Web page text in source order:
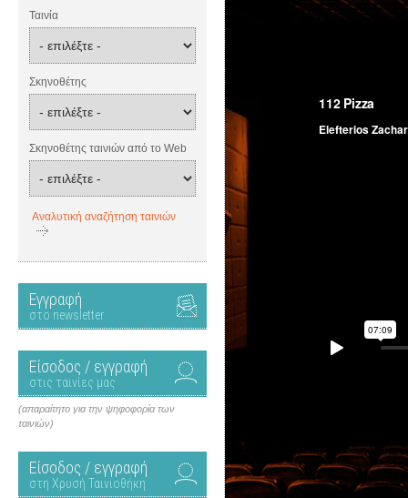
Ταινία
Σκηνοθέτης
Σκηνοθέτης ταινιών από το Web
Αναλυτική αναζήτηση ταινιών
Εγγραφή
στο newsletter
Είσοδος / εγγραφή
στις ταινίες μας
(απαραίτητο για την ψηφοφορία των
ταινιών)
Είσοδος / εγγραφή
στη Χρυσή Ταινιοθήκη